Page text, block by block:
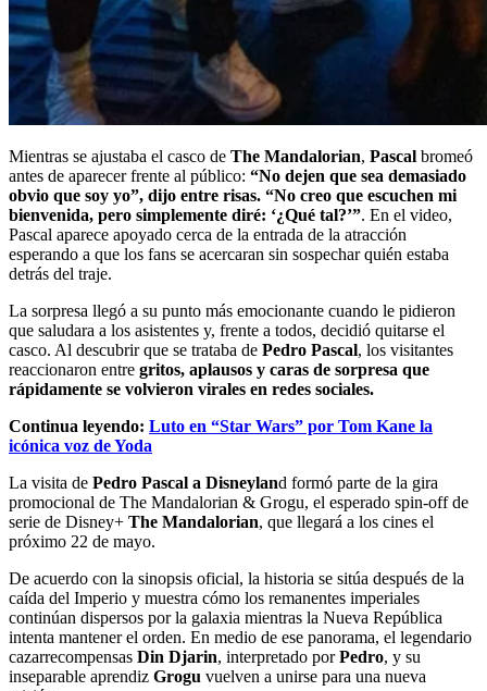
Mientras se ajustaba el casco de The Mandalorian, Pascal bromeó
antes de aparecer frente al público: “No dejen que sea demasiado
obvio que soy yo”, dijo entre risas. “No creo que escuchen mi
bienvenida, pero simplemente diré: ‘¿Qué tal?’”. En el video,
Pascal aparece apoyado cerca de la entrada de la atracción
esperando a que los fans se acercaran sin sospechar quién estaba
detrás del traje.
La sorpresa llegó a su punto más emocionante cuando le pidieron
que saludara a los asistentes y, frente a todos, decidió quitarse el
casco. Al descubrir que se trataba de Pedro Pascal, los visitantes
reaccionaron entre gritos, aplausos y caras de sorpresa que
rápidamente se volvieron virales en redes sociales.
Continua leyendo: Luto en “Star Wars” por Tom Kane la
icónica voz de Yoda
La visita de Pedro Pascal a Disneyland formó parte de la gira
promocional de The Mandalorian & Grogu, el esperado spin-off de
serie de Disney+ The Mandalorian, que llegará a los cines el
próximo 22 de mayo.
De acuerdo con la sinopsis oficial, la historia se sitúa después de la
caída del Imperio y muestra cómo los remanentes imperiales
continúan dispersos por la galaxia mientras la Nueva República
intenta mantener el orden. En medio de ese panorama, el legendario
cazarrecompensas Din Djarin, interpretado porPedro, y su
inseparable aprendiz Grogu vuelven a unirse para una nueva